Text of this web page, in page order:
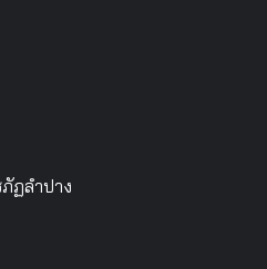
ฏลำปาง